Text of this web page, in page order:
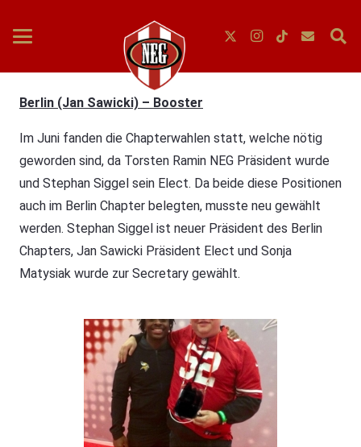
Berlin (Jan Sawicki) – Booster
Im Juni fanden die Chapterwahlen statt, welche nötig
geworden sind, da Torsten Ramin NEG Präsident wurde
und Stephan Siggel sein Elect. Da beide diese Positionen
auch im Berlin Chapter belegten, musste neu gewählt
werden. Stephan Siggel ist neuer Präsident des Berlin
Chapters, Jan Sawicki Präsident Elect und Sonja
Matysiak wurde zur Secretary gewählt.